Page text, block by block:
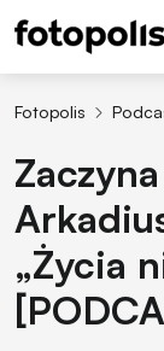
Fotopolis
„Życia